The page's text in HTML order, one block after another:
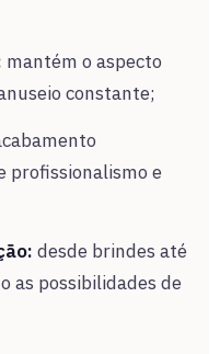
mantém o aspecto
constante;
profissionalismo e
desde brindes até
as possibilidades de